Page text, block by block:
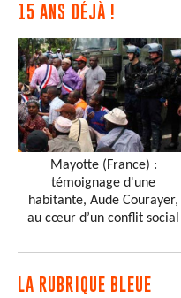
15 ANS DÉJÀ !
Mayotte (France) :
témoignage d'une
habitante, Aude Courayer,
au cœur d’un conflit social
LA RUBRIQUE BLEUE